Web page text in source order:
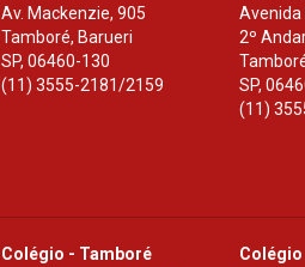
Av. Mackenzie, 905
Tamboré, Barueri
SP,06460-130
(11) 3555-2181/2159
Avenida
2º
SP,
(11)
Colégio - Tamboré